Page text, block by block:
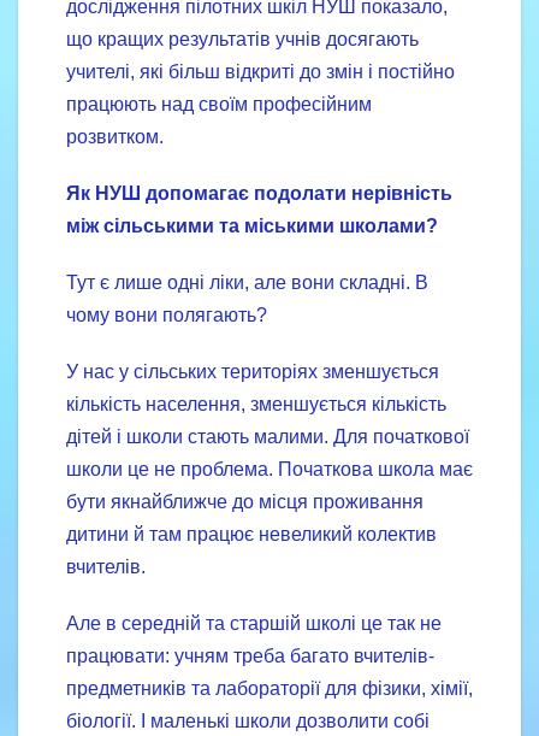
дослідження пілотних шкіл НУШ показало,
що кращих результатів учнів досягають
учителі, які більш відкриті до змін і постійно
працюють над своїм професійним
розвитком.
Як НУШ допомагає подолати нерівність
між сільськими та міськими школами?
Тут є лише одні ліки, але вони складні. В
чому вони полягають?
У нас у сільських територіях зменшується
кількість населення, зменшується кількість
дітей і школи стають малими. Для початкової
школи це не проблема. Початкова школа має
бути якнайближче до місця проживання
дитини й там працює невеликий колектив
вчителів.
Але в середній та старшій школі це так не
працювати: учням треба багато вчителів-
предметників та лабораторії для фізики, хімії,
біології. І маленькі школи дозволити собі